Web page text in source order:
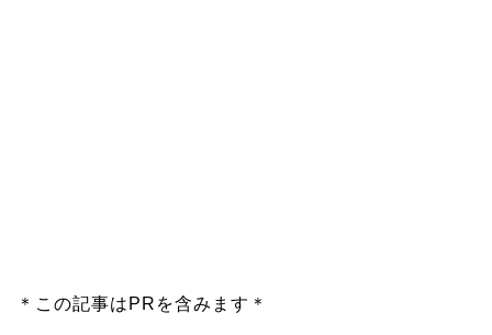
＊この記事はPRを含みます＊